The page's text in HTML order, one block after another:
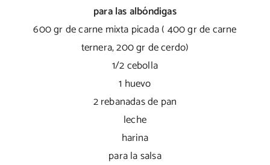
para las albóndigas
600 gr de carne mixta picada ( 400 gr de carne
ternera, 200 gr de cerdo)
1/2 cebolla
1 huevo
2 rebanadas de pan
leche
harina
para la salsa